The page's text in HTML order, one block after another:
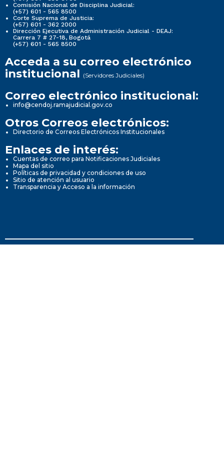
Comisión Nacional de Disciplina Judicial:
(+57) 601 - 565 8500
Corte Suprema de Justicia:
(+57) 601 - 362 2000
Dirección Ejecutiva de Administración Judicial - DEAJ:
Carrera 7 # 27-18, Bogotá
(+57) 601 - 565 8500
Acceda a su correo electrónico
institucional (Servidores Judiciales)
Correo electrónico institucional:
info@cendoj.ramajudicial.gov.co
Otros Correos electrónicos:
Directorio de Correos Electrónicos Institucionales
Enlaces de interés:
Cuentas de correo para Notificaciones Judiciales
Mapa del sitio
Políticas de privacidad y condiciones de uso
Sitio de atención al usuario
Transparencia y Acceso a la información